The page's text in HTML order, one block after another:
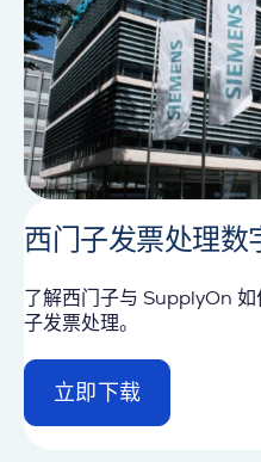
西门子发票处理数
了解西门子与 SupplyOn
子发票处理。
立即下载
d
e